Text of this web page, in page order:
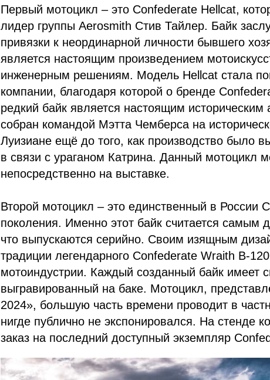
Первый мотоцикл – это Confederate Hellcat,
лидер группы Aerosmith Стив Тайлер. Байк
привязки к неординарной личности бывшего
является настоящим произведением
инженерным решениям. Модель Hellcat стала
компании, благодаря которой о бренде
редкий байк является настоящим
собран командой Мэтта Чемберса на
Луизиане ещё до того, как производство было
в связи с ураганом Катрина. Данный мотоцикл
непосредственно на выставке.
Второй мотоцикл – это единственный в России
поколения. Именно этот байк считается самым
что выпускаются серийно. Своим изящным
традиции легендарного Confederate Wraith B-
мотоиндустрии. Каждый созданный байк имеет
выгравированный на баке. Мотоцикл,
2024», большую часть времени проводит в
нигде публично не экспонировался. На стенде
заказ на последний доступный экземпляр